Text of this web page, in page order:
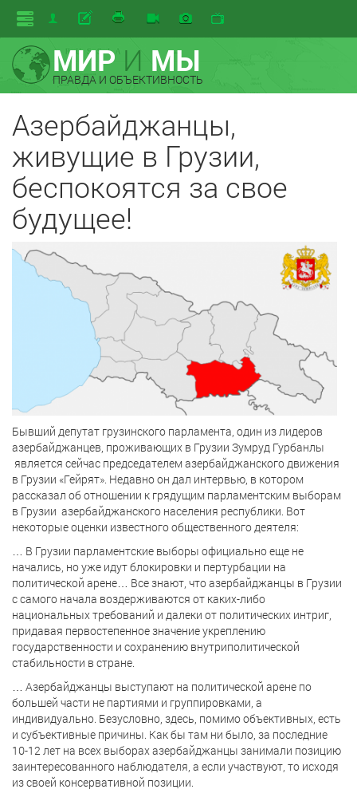
МИРИ МЫ
ПРАВДА И ОБЪЕКТИВНОСТЬ
Азербайджанцы,
живущие в Грузии,
беспокоятся за свое
будущее!
Бывший депутат грузинского парламента, один из лидеров
азербайджанцев, проживающих в Грузии Зумруд Гурбанлы
является сейчас председателем азербайджанского движения
в Грузии «Гейрят». Недавно он дал интервью, в котором
рассказал об отношении к грядущим парламентским выборам
в Грузии азербайджанского населения республики. Вот
некоторые оценки известного общественного деятеля:
… В Грузии парламентские выборы официально еще не
начались, но уже идут блокировки и пертурбации на
политической арене… Все знают, что азербайджанцы в Грузии
с самого начала воздерживаются от каких-либо
национальных требований и далеки от политических интриг,
придавая первостепенное значение укреплению
государственности и сохранению внутриполитической
стабильности в стране.
… Азербайджанцы выступают на политической арене по
большей части не партиями и группировками, а
индивидуально. Безусловно, здесь, помимо объективных, есть
и субъективные причины. Как бы там ни было, за последние
10-12 лет на всех выборах азербайджанцы занимали позицию
заинтересованного наблюдателя, а если участвуют, то исходя
из своей консервативной позиции.